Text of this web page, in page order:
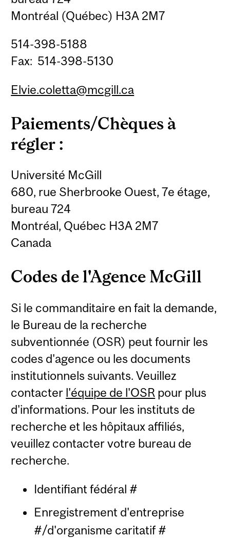
Montréal (Québec) H3A 2M7
514-398-5188
Fax: 514-398-5130
Elvie.coletta@mcgill.ca
Paiements/Chèques à
régler :
Université McGill
680, rue Sherbrooke Ouest, 7e étage,
bureau 724
Montréal, Québec H3A 2M7
Canada
Codes de l'Agence McGill
Si le commanditaire en fait la demande,
le Bureau de la recherche
subventionnée (OSR) peut fournir les
codes d'agence ou les documents
institutionnels suivants. Veuillez
contacter l'équipe de l'OSR pour plus
d'informations. Pour les instituts de
recherche et les hôpitaux affiliés,
veuillez contacter votre bureau de
recherche.
Identifiant fédéral #
Enregistrement d'entreprise
#/d'organisme caritatif #